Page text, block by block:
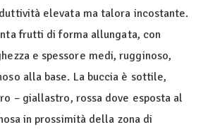
elevata ma talora incostante.
frutti di forma allungata, con
e spessore medi, rugginoso,
alla base. La buccia è sottile,
– giallastro, rossa dove esposta al
in prossimità della zona di